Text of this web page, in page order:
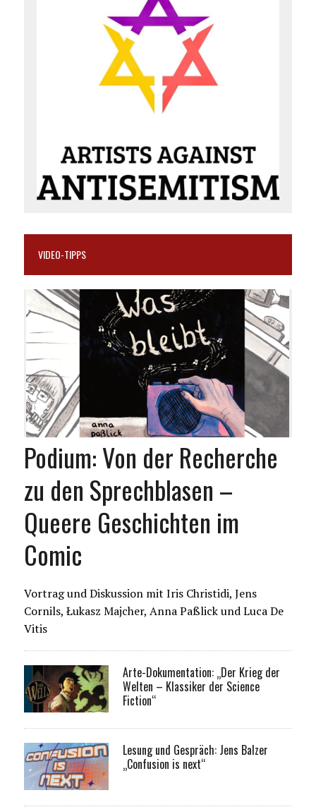
VIDEO-TIPPS
Podium: Von der Recherche
zu den Sprechblasen –
Queere Geschichten im
Comic
Vortrag und Diskussion mit Iris Christidi, Jens
Cornils, Łukasz Majcher, Anna Paßlick und Luca De
Vitis
Arte-Dokumentation: „Der Krieg der
Welten – Klassiker der Science
Fiction“
Lesung und Gespräch: Jens Balzer
„Confusion is next“